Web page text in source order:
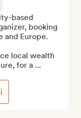
based
booking
and Europe.
local wealth
for a ...